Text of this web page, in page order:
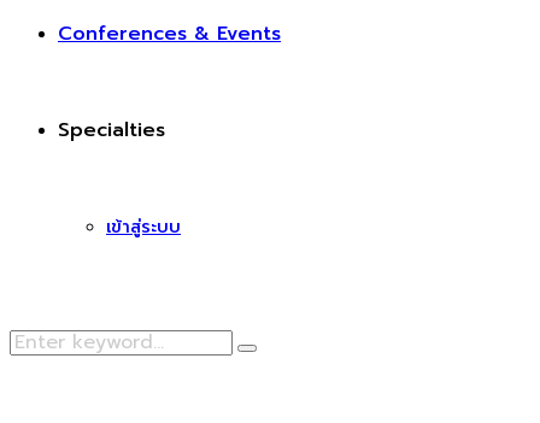
Conferences & Events
Specialties
เข้าสู่ระบบ
Search
Search